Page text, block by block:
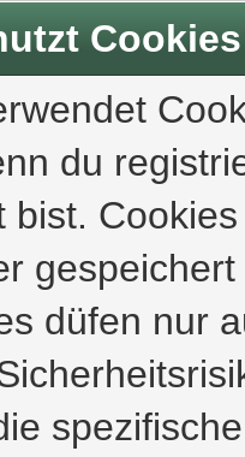
Cookies
du
bist.
düfen nur